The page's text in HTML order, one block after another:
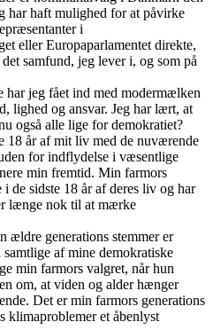
har haft mulighed for at påvirke
i
eller Europaparlamentet direkte,
samfund, jeg lever i, og som på
har jeg fået ind med modermælken
lighed og ansvar. Jeg har lært, at
også alle lige for demokratiet?
18 år af mit liv med de nuværende
for indflydelse i væsentlige
min fremtid. Min farmors
de sidste 18 år af deres liv og har
længe nok til at mærke
ældre generations stemmer er
af mine demokratiske
min farmors valgret, når hun
om, at viden og alder hænger
Det er min farmors generations
klimaproblemer et åbenlyst